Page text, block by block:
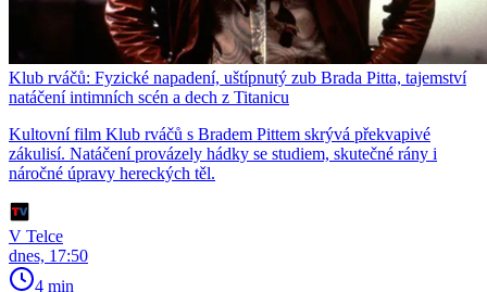
Klub rváčů: Fyzické napadení, uštípnutý zub Brada Pitta, tajemství
natáčení intimních scén a dech z Titanicu
Kultovní film Klub rváčů s Bradem Pittem skrývá překvapivé
zákulisí. Natáčení provázely hádky se studiem, skutečné rány i
náročné úpravy hereckých těl.
V Telce
dnes, 17:50
4 min